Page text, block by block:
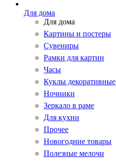
Для дома
Для дома
Картины и постеры
Сувениры
Рамки для картин
Часы
Куклы декоративные
Ночники
Зеркало в раме
Для кухни
Прочее
Новогодние товары
Полезные мелочи